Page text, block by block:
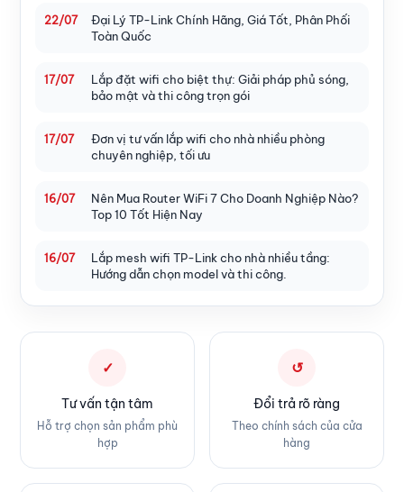
22/07
Đại Lý TP-Link Chính Hãng, Giá Tốt, Phân Phối
Toàn Quốc
17/07
Lắp đặt wifi cho biệt thự: Giải pháp phủ sóng,
bảo mật và thi công trọn gói
17/07
Đơn vị tư vấn lắp wifi cho nhà nhiều phòng
chuyên nghiệp, tối ưu
16/07
Nên Mua Router WiFi 7 Cho Doanh Nghiệp Nào?
Top 10 Tốt Hiện Nay
16/07
Lắp mesh wifi TP-Link cho nhà nhiều tầng:
Hướng dẫn chọn model và thi công.
✓
Tư vấn tận tâm
Hỗ trợ chọn sản phẩm phù
hợp
↺
Đổi trả rõ ràng
Theo chính sách của cửa
hàng